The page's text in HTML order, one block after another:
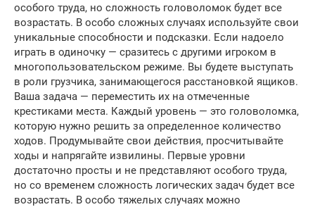
особого труда, но сложность головоломок будет все
возрастать. В особо сложных случаях используйте свои
уникальные способности и подсказки. Если надоело
играть в одиночку — сразитесь с другими игроком в
многопользовательском режиме. Вы будете выступать
в роли грузчика, занимающегося расстановкой ящиков.
Ваша задача — переместить их на отмеченные
крестиками места. Каждый уровень — это головоломка,
которую нужно решить за определенное количество
ходов. Продумывайте свои действия, просчитывайте
ходы и напрягайте извилины. Первые уровни
достаточно просты и не представляют особого труда,
но со временем сложность логических задач будет все
возрастать. В особо тяжелых случаях можно